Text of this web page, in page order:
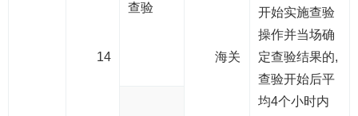
14
查验
海关
开始实施查验
操作并当场确
定查验结果的,
查验开始后平
均4个小时内